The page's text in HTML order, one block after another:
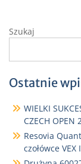
Szukaj
Ostatnie
WIELKI
CZECH OPEN
Resovia
czołówce